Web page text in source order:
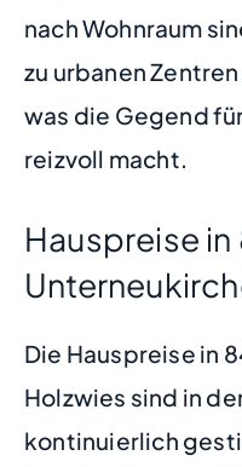
nach Wohnraum
zu urbanen
was die Gegend
reizvoll macht.
Hauspreise in
Die Hauspreise in
Holzwies sind in
kontinuierlich